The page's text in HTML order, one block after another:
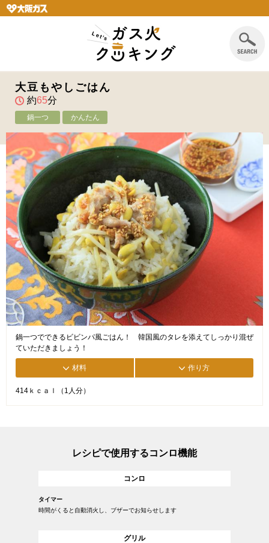
大豆もやしごはん
約65分
鍋一つ かんたん
鍋一つでできるビビンパ風ごはん！ 韓国風のタレを添えてしっかり混ぜ
ていただきましょう！
材料 作り方
414ｋｃａｌ（1人分）
レシピで使用するコンロ機能
コンロ
タイマー
時間がくると自動消火し、ブザーでお知らせします
グリル